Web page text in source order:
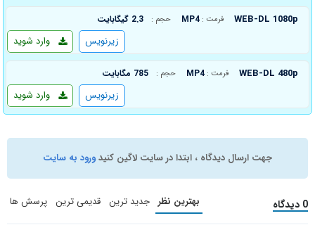
WEB-DL 1080p فرمت : MP4 حجم : 2.3 گیگابایت
وارد شوید زیرنویس
WEB-DL 480p فرمت : MP4 حجم : 785 مگابایت
وارد شوید زیرنویس
جهت ارسال دیدگاه ، ابتدا در سایت لاگین کنیدورود به سایت
0 دیدگاه بهترین نظر جدید ترین قدیمی ترین پرسش ها